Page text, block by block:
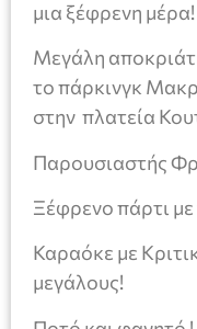
μια ξέφρενη μέρα!
Μεγάλη
το πάρκινγκ
στην πλατεία
Παρουσιαστής
Ξέφρενο πάρτι με
Καραόκε με
μεγάλους!